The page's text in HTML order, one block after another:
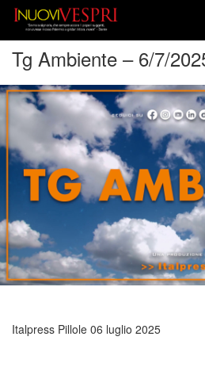
Tg Ambiente – 6/7/
Italpress Pillole 06 luglio 2025